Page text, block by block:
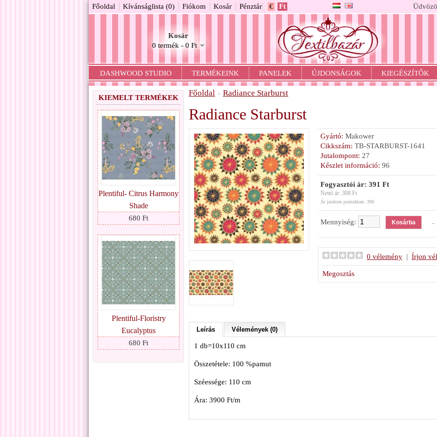
€ Ft
Kosár
0 termék - 0 Ft
Főoldal Kívánságlista (0) Fiókom Kosár Pénztár
DASHWOOD STUDIO TERMÉKEINK PANELEK ÚJDONSÁGOK KIEGÉSZÍTŐK
KIEMELT TERMÉKEK
Plentiful- Citrus Harmony
Shade
680 Ft
Plentiful-Floristry
Eucalyptus
680 Ft
Főoldal » Radiance Starburst
Radiance Starburst
Gyártó: Makower
Cikkszám: TB-STARBURST-1641
Jutalompont: 27
Készlet információ: 96
Fogyasztói ár: 391 Ft
Nettó ár: 308 Ft
Ár jutalom pontokban: 390
Mennyiség: -
0 vélemény | Írjon
Megosztás
Leírás Vélemények (0)
1 db=10x110 cm
Összetétele: 100 %pamut
Széessége: 110 cm
Ára: 3900 Ft/m